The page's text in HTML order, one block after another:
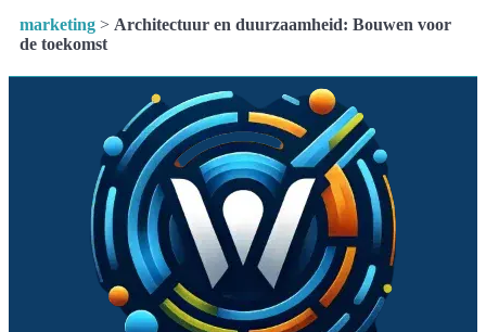
marketing > Architectuur en duurzaamheid: Bouwen voor
de toekomst